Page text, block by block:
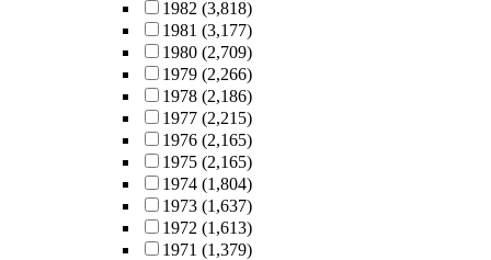
1982 (3,818)
1981 (3,177)
1980 (2,709)
1979 (2,266)
1978 (2,186)
1977 (2,215)
1976 (2,165)
1975 (2,165)
1974 (1,804)
1973 (1,637)
1972 (1,613)
1971 (1,379)